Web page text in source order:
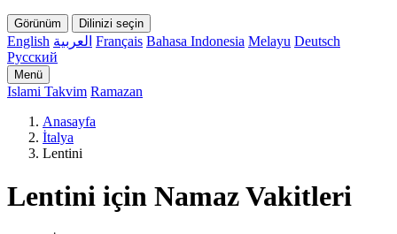
Görünüm Dilinizi seçin
English العربية Français Bahasa Indonesia Melayu Deutsch
Русский
Menü
Islami Takvim Ramazan
Anasayfa
İtalya
Lentini
Lentini için Namaz Vakitleri